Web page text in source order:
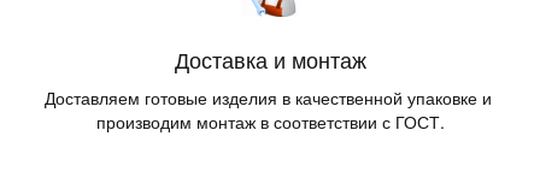
Доставка и монтаж
Доставляем готовые изделия в качественной упаковке и
производим монтаж в соответствии с ГОСТ.